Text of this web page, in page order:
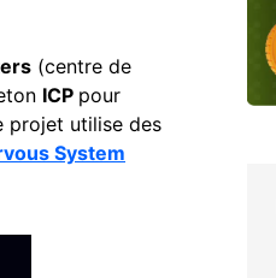
(centre de
ICP pour
projet utilise des
System